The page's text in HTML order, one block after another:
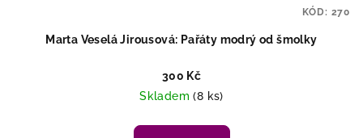
Marta Veselá Jirousová: Pařáty modrý od šmolky
300 Kč
Skladem(8 ks)
KÓD: 270